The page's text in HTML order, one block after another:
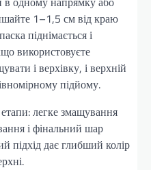
1–1,5 см від краю
піднімається і
використовуєте
і верхівку, і верхній
підйому.
легке змащування
і фінальний шар
підхід дає глибший колір